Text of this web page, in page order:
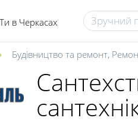
Ти в Черкасах
Будівництво та ремонт,